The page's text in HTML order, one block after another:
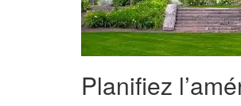
Planifiez